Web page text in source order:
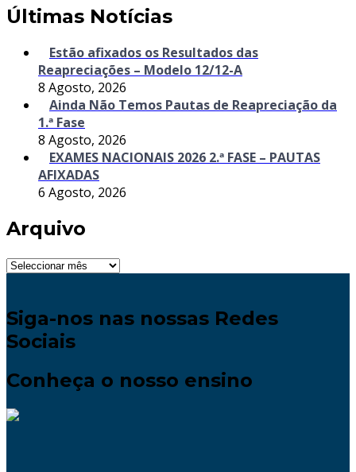
Últimas Notícias
Estão afixados os Resultados das
Reapreciações – Modelo 12/12-A
8 Agosto, 2026
Ainda Não Temos Pautas de Reapreciação da
1.ª Fase
8 Agosto, 2026
EXAMES NACIONAIS 2026 2.ª FASE – PAUTAS
AFIXADAS
6 Agosto, 2026
Arquivo
Arquivo
Siga-nos nas nossas Redes
Sociais
Conheça o nosso ensino